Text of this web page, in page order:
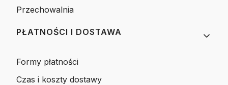
Przechowalnia
PŁATNOŚCI I DOSTAWA
Formy płatności
Czas i koszty dostawy